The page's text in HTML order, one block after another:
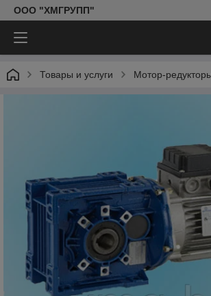
ООО "ХМГРУПП"
Товары и услуги Мотор-